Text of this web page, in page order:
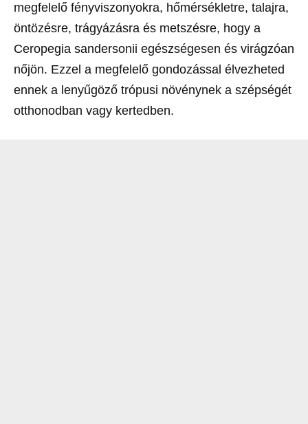
megfelelő fényviszonyokra, hőmérsékletre, talajra,
öntözésre, trágyázásra és metszésre, hogy a
Ceropegia sandersonii egészségesen és virágzóan
nőjön. Ezzel a megfelelő gondozással élvezheted
ennek a lenyűgöző trópusi növénynek a szépségét
otthonodban vagy kertedben.